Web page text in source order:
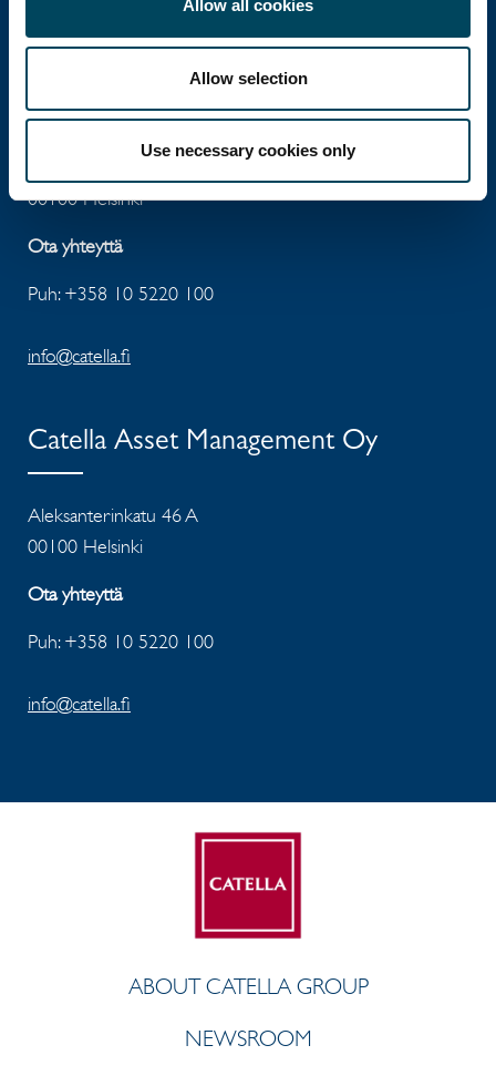
Allow all cookies
Allow selection
Use necessary cookies only
00100 Helsinki
Ota yhteyttä
Puh: +358 10 5220 100
info@catella.fi
Catella Asset Management Oy
Aleksanterinkatu 46 A
00100 Helsinki
Ota yhteyttä
Puh: +358 10 5220 100
info@catella.fi
ABOUT CATELLA GROUP
NEWSROOM